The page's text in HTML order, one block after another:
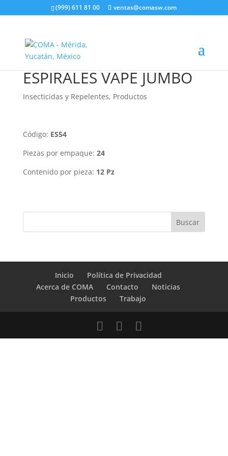
(999) 611 81 00 ventas@comasw.com
ESPIRALES VAPE JUMBO
Insecticidas y Repelentes, Productos
Código: ES54
Piezas por empaque: 24
Contenido por pieza: 12 Pz
Inicio
Política de Privacidad
Acerca de COMA
Contacto
Noticias
Productos
Trabajo